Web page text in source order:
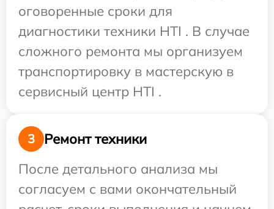
оговоренные сроки для
диагностики техники HTI . В случае
сложного ремонта мы организуем
транспортировку в мастерскую в
сервисный центр HTI .
3
Ремонт техники
После детального анализа мы
согласуем с вами окончательный